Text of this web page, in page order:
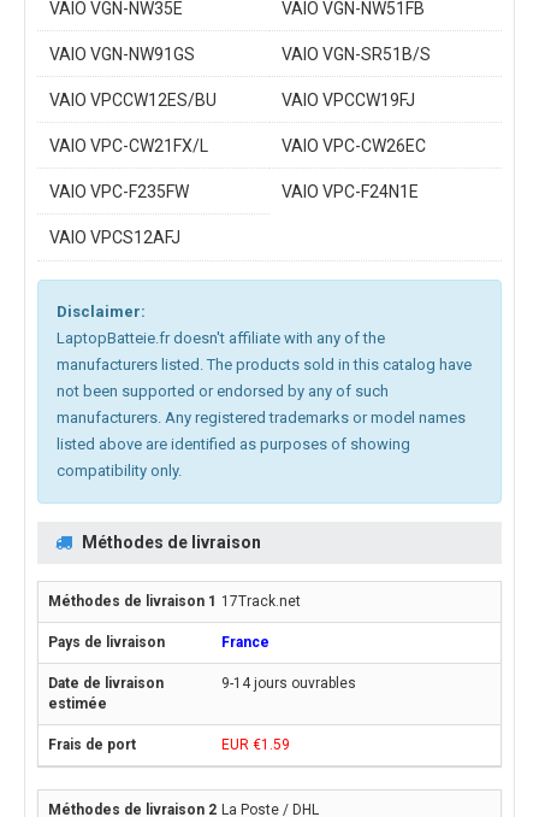
VAIO VGN-NW35E VAIO VGN-NW51FB
VAIO VGN-NW91GS VAIO VGN-SR51B/S
VAIO VPCCW12ES/BU VAIO VPCCW19FJ
VAIO VPC-CW21FX/L VAIO VPC-CW26EC
VAIO VPC-F235FW VAIO VPC-F24N1E
VAIO VPCS12AFJ
Disclaimer:
LaptopBatteie.fr doesn't affiliate with any of the
manufacturers listed. The products sold in this catalog have
not been supported or endorsed by any of such
manufacturers. Any registered trademarks or model names
listed above are identified as purposes of showing
compatibility only.
Méthodes de livraison
17Track.net
France
9-14 jours ouvrables
EUR €1.59
La Poste / DHL